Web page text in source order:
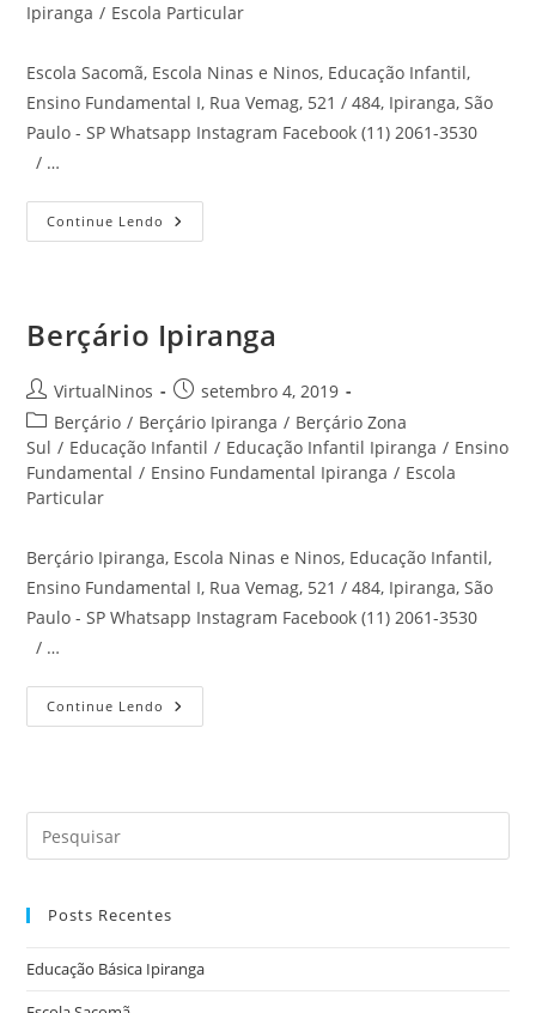
Ipiranga / Escola Particular
Escola Sacomã, Escola Ninas e Ninos, Educação Infantil,
Ensino Fundamental I, Rua Vemag, 521 / 484, Ipiranga, São
Paulo - SP Whatsapp Instagram Facebook (11) 2061-3530
/ …
Continue Lendo Escola
Sacomã
Berçário Ipiranga
Autor
do
post:
VirtualNinos
Post
publicado:
setembro 4, 2019
Categoria
do
post:
Berçário / Berçário Ipiranga / Berçário Zona
Sul / Educação Infantil / Educação Infantil Ipiranga / Ensino
Fundamental / Ensino Fundamental Ipiranga / Escola
Particular
Berçário Ipiranga, Escola Ninas e Ninos, Educação Infantil,
Ensino Fundamental I, Rua Vemag, 521 / 484, Ipiranga, São
Paulo - SP Whatsapp Instagram Facebook (11) 2061-3530
/ …
Continue Lendo Berçário
Ipiranga
a
Posts Recentes
Educação Básica Ipiranga